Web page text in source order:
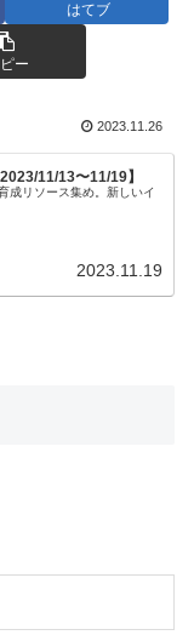
はてブ
ー
2023.11.26
11/13〜11/19】
成リソース集め。新しいイ
2023.11.19